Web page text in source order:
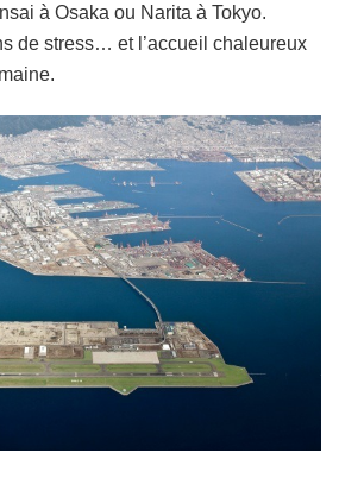
à Osaka ou Narita à Tokyo.
de stress… et l’accueil chaleureux